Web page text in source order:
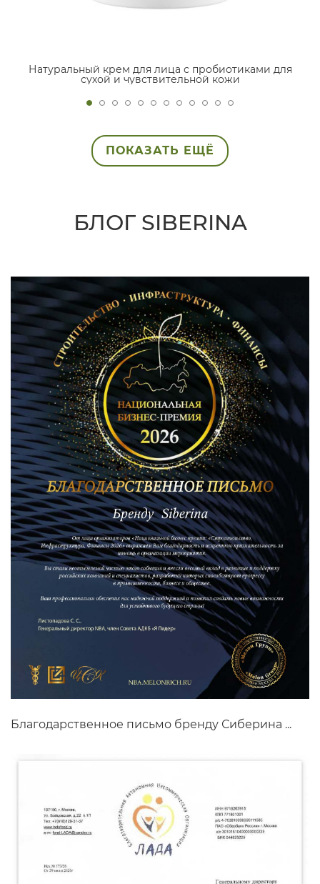
Натуральный крем для лица с пробиотиками для
сухой и чувствительной кожи
ПОКАЗАТЬ ЕЩЁ
БЛОГ SIBERINA
Благодарственное письмо бренду Сиберина ...